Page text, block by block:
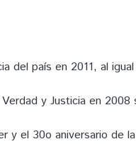
del país en 2011, al
y Justicia en 2008
y el 30o aniversario de